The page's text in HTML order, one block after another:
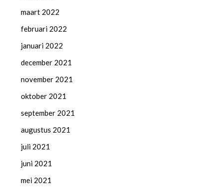
maart 2022
februari 2022
januari 2022
december 2021
november 2021
oktober 2021
september 2021
augustus 2021
juli 2021
juni 2021
mei 2021